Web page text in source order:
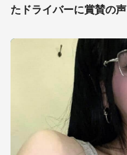
たドライバーに賞賛の声